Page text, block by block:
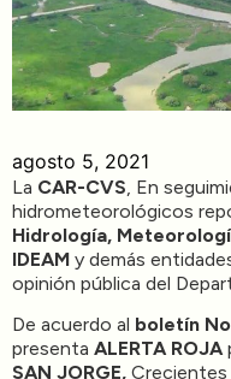
Trámites y Servicios
Contáctenos
agosto 5, 2021
La CAR-CVS , En
hidrometeorológicos
Hidrología,
IDEAM y demás
opinión pública del
De acuerdo al boletín
presenta ALERTA ROJA
SAN JORGE, Crecientes